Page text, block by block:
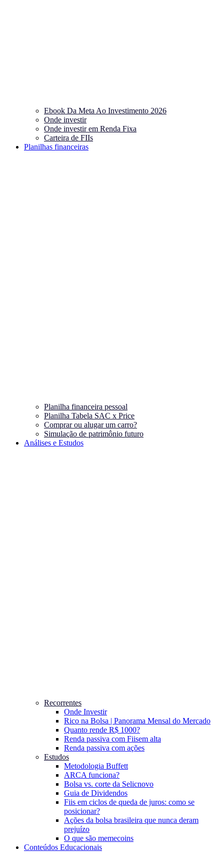
Ebook Da Meta Ao Investimento 2026
Onde investir
Onde investir em Renda Fixa
Carteira de FIIs
Planilhas financeiras
Planilha financeira pessoal
Planilha Tabela SAC x Price
Comprar ou alugar um carro?
Simulação de patrimônio futuro
Análises e Estudos
Recorrentes
Onde Investir
Rico na Bolsa | Panorama Mensal do Mercado
Quanto rende R$ 1000?
Renda passiva com Fiisem alta
Renda passiva com ações
Estudos
Metodologia Buffett
ARCA funciona?
Bolsa vs. corte da Selicnovo
Guia de Dividendos
Fiis em ciclos de queda de juros: como se
posicionar?
Ações da bolsa brasileira que nunca deram
prejuízo
O que são memecoins
Conteúdos Educacionais